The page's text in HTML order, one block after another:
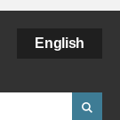
English